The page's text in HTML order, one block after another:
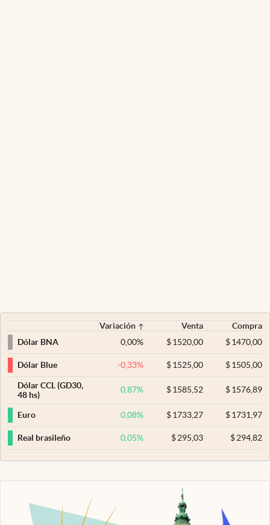
Variación Venta
Compra
Dólar BNA
0,00% $ 1520,00 $1470,00
Dólar Blue -0,33% $ 1525,00 $1505,00
Dólar CCL (GD30,
48 hs)
0,87% $ 1585,52 $1576,89
Euro 0,08% $ 1733,27 $1731,97
Real brasileño 0,05% $ 295,03 $294,82